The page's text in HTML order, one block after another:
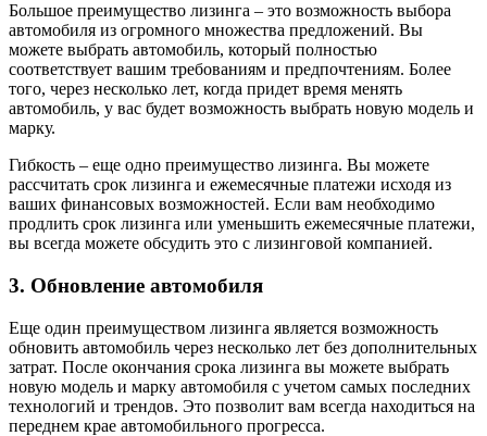
Большое преимущество лизинга – это возможность выбора
автомобиля из огромного множества предложений. Вы
можете выбрать автомобиль, который полностью
соответствует вашим требованиям и предпочтениям. Более
того, через несколько лет, когда придет время менять
автомобиль, у вас будет возможность выбрать новую модель и
марку.
Гибкость – еще одно преимущество лизинга. Вы можете
рассчитать срок лизинга и ежемесячные платежи исходя из
ваших финансовых возможностей. Если вам необходимо
продлить срок лизинга или уменьшить ежемесячные платежи,
вы всегда можете обсудить это с лизинговой компанией.
3. Обновление автомобиля
Еще один преимуществом лизинга является возможность
обновить автомобиль через несколько лет без дополнительных
затрат. После окончания срока лизинга вы можете выбрать
новую модель и марку автомобиля с учетом самых последних
технологий и трендов. Это позволит вам всегда находиться на
переднем крае автомобильного прогресса.